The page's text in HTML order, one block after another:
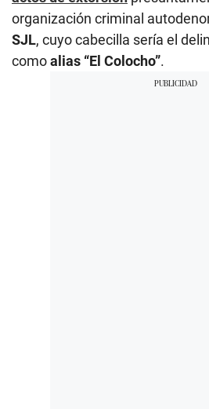
organización criminal
SJL, cuyo cabecilla sería el
comoalias “El Colocho”.